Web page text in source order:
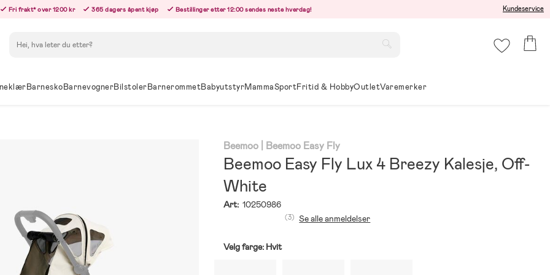
Fri frakt* over 1200 kr 365 dagers åpent kjøp Bestillinger etter 12:00 sendes neste hverdag! Kundeservice
BarneskoBarnevognerBilstolerBarnerommetBabyutstyrMammaSportFritid & HobbyOutletVaremerker
Beemoo | Beemoo Easy Fly
Beemoo Easy Fly Lux 4 Breezy Kalesje, Off-
White
Art: 10250986
(3) Se alle anmeldelser
Velg farge: Hvit